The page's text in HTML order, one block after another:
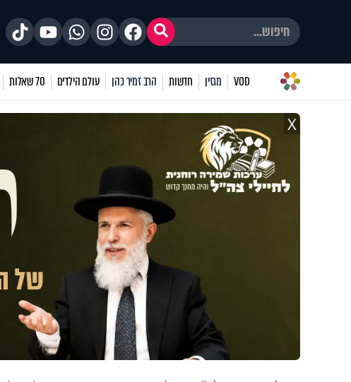
VOD מגזין חדשות הרב זמיר כהן עולם הילדים 70 שאלות
X